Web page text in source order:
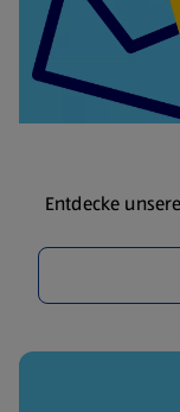
Entdecke